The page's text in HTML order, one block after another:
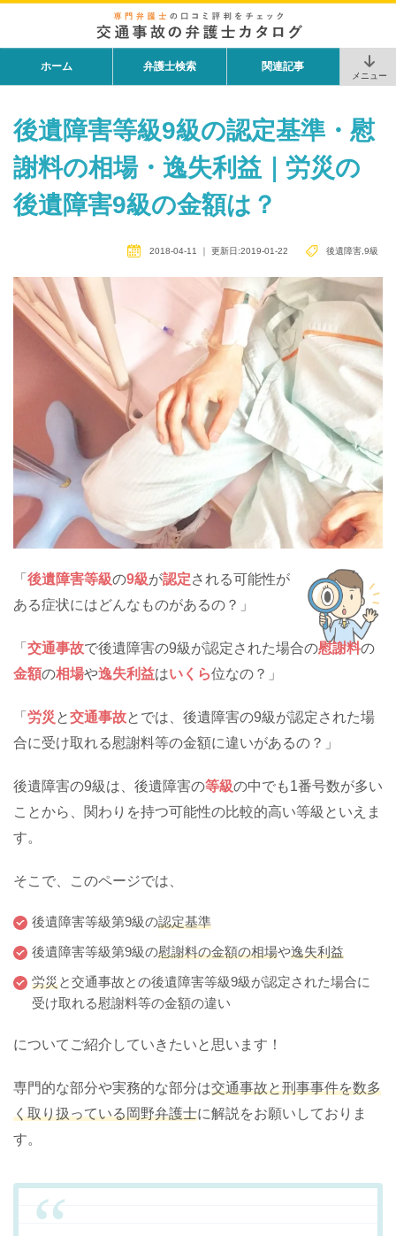
ホーム 弁護士検索 関連記事
メニュー
後遺障害等級9級の認定基準・慰
謝料の相場・逸失利益｜労災の
後遺障害9級の金額は？
2018-04-11｜更新日:2019-01-22 後遺障害
「 後遺障害等級の9級が認定される可能性が
ある症状にはどんなものがあるの？」
「 交通事故で後遺障害の9級が認定された場合の慰謝料の
金額の相場や逸失利益はいくら位なの？」
「 労災 と交通事故とでは、後遺障害の9級が認定された場
合に受け取れる慰謝料等の金額に違いがあるの？」
後遺障害の9級は、後遺障害の等級の中でも1番号数が多い
ことから、関わりを持つ可能性の比較的高い等級といえま
す。
そこで、このページでは、
後遺障害等級第9級の認定基準
後遺障害等級第9級の慰謝料の金額の相場や逸失利益
労災と交通事故との後遺障害等級9級が認定された場合に
受け取れる慰謝料等の金額の違い
についてご紹介していきたいと思います！
専門的な部分や実務的な部分は交通事故と刑事事件を数多
く取り扱っている岡野弁護士に解説をお願いしておりま
す。